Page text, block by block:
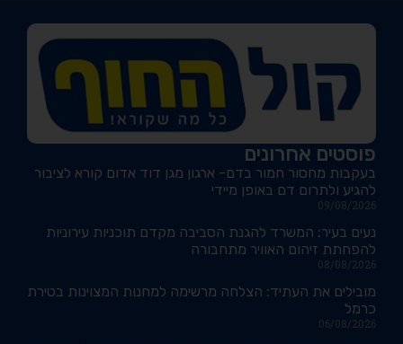
פוסטים אחרונים
בעקבות מחסור חמור בדם- ארגון מגן דוד אדום קורא לציבור
להגיע ולתרום דם באופן מיידי
09/08/2026
נעים בעיר: המשרד להגנת הסביבה מקדם תוכניות עירוניות
להפחתת זיהום האוויר מתחבורה
08/08/2026
מובילים את העתיד: הצלחה מרשימה למחנות המצוינות בטירת
כרמל
06/08/2026